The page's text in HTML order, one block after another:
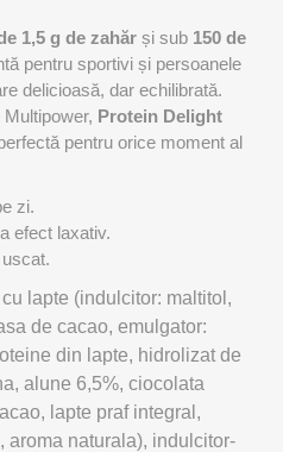
1,5 g de zahăr și sub 150 de
pentru sportivi și persoanele
delicioasă, dar echilibrată.
Protein Delight
pentru orice moment al
zi.
efect laxativ.
lapte (indulcitor: maltitol,
de cacao, emulgator:
din lapte, hidrolizat de
alune 6,5%, ciocolata
lapte praf integral,
aroma naturala), indulcitor-